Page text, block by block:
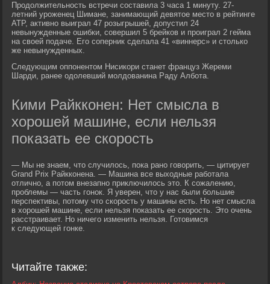
Продолжительность встречи составила 3 часа 1 минуту. 27-
летний уроженец Шимане, занимающий девятое место в рейтинге
АТР, активно выиграл 47 розыгрышей, допустил 24
невынужденные ошибки, совершил 5 брейков и проиграл 2 гейма
на своей подаче. Его соперник сделала 41 «виннерс» и столько
же невынужденных.
Следующим оппонентом Нисикори станет француз Жереми
Шарди, ранее одолевший молдованина Раду Албота.
Кими Райкконен: Нет смысла в
хорошей машине, если нельзя
показать ее скорость
— Мы не знаем, что случилось, пока рано говорить, — цитирует
Grand Prix Райкконена. — Машина все выходные работала
отлично, а потом внезапно приключилось это. К сожалению,
проблемы — часть гонок. Я уверен, что у нас были большие
перспективы, потому что скорость у машины есть. Но нет смысла
в хорошей машине, если нельзя показать ее скорость. Это очень
расстраивает. Но ничего изменить нельзя. Готовимся
к следующей гонке.
Читайте также: